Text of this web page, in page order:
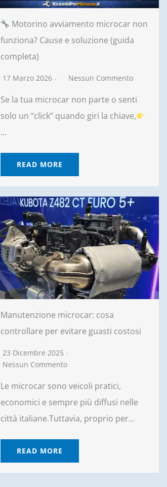
Motorino avviamento microcar non
funziona? Cause e soluzione (guida
completa)
17 Marzo 2026 Nessun Commento
Se la tua microcar non parte o senti
solo un “click” quando giri la chiave,
...
READ MORE
Manutenzione microcar: cosa
controllare per evitare guasti costosi
23 Dicembre 2025
Nessun Commento
Le microcar sono veicoli pratici,
economici e sempre più diffusi nelle
città italiane.Tuttavia, proprio per...
READ MORE